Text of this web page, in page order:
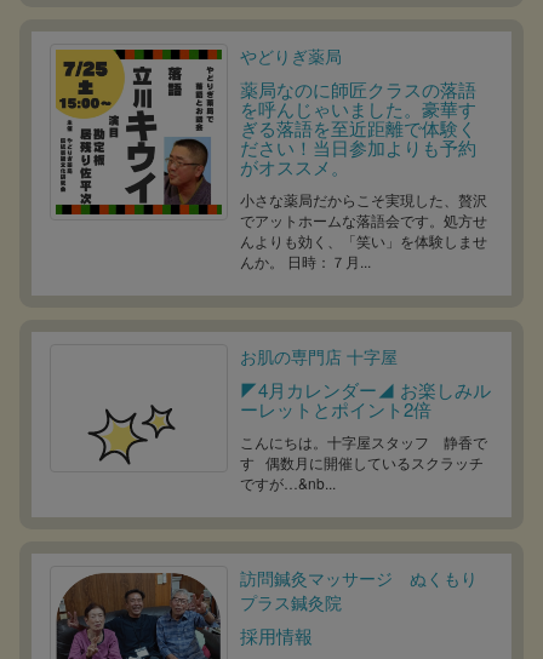
やどりぎ薬局
薬局なのに師匠クラスの落語
を呼んじゃいました。豪華す
ぎる落語を至近距離で体験く
ださい！当日参加よりも予約
がオススメ。
小さな薬局だからこそ実現した、贅沢
でアットホームな落語会です。処方せ
んよりも効く、「笑い」を体験しませ
んか。 日時：７月...
お肌の専門店 十字屋
◤4月カレンダー◢ お楽しみル
ーレットとポイント2倍
こんにちは。十字屋スタッフ 静香で
す 偶数月に開催しているスクラッチ
ですが…&nb...
訪問鍼灸マッサージ ぬくもり
プラス鍼灸院
採用情報